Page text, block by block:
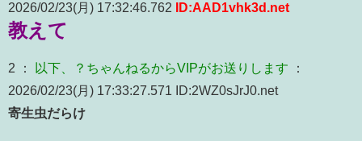
2026/02/23(月) 17:32:46.762
ID:AAD1vhk3d.net
教えて
2 ： 以下、？ちゃんねるからVIPがお送りします ：
2026/02/23(月) 17:33:27.571 ID:2WZ0sJrJ0.net
寄生虫だらけ